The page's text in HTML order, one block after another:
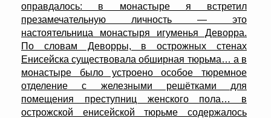
оправдалось: в монастыре я встретил
презамечательную личность — это
настоятельница монастыря игуменья Деворра.
По словам Деворры, в острожных стенах
Енисейска существовала обширная тюрьма… а в
монастыре было устроено особое тюремное
отделение с железными решётками для
помещения преступниц женского пола… в
острожской енисейской тюрьме содержалось